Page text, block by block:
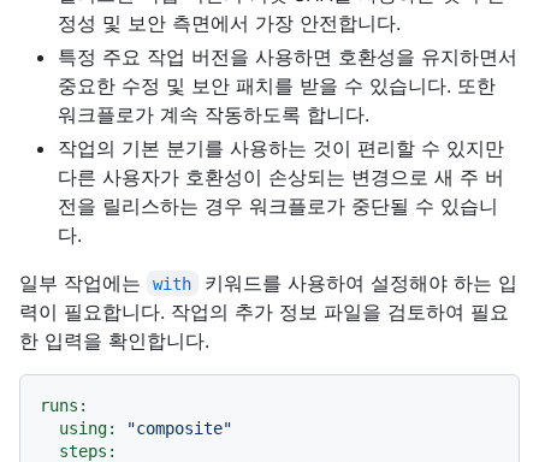
정성 및 보안 측면에서 가장 안전합니다.
특정 주요 작업 버전을 사용하면 호환성을 유지하면서
중요한 수정 및 보안 패치를 받을 수 있습니다. 또한
워크플로가 계속 작동하도록 합니다.
작업의 기본 분기를 사용하는 것이 편리할 수 있지만
다른 사용자가 호환성이 손상되는 변경으로 새 주 버
전을 릴리스하는 경우 워크플로가 중단될 수 있습니
다.
일부 작업에는
with
키워드를 사용하여 설정해야 하는 입
력이 필요합니다. 작업의 추가 정보 파일을 검토하여 필요
한 입력을 확인합니다.
runs:
using:
"composite"
steps: